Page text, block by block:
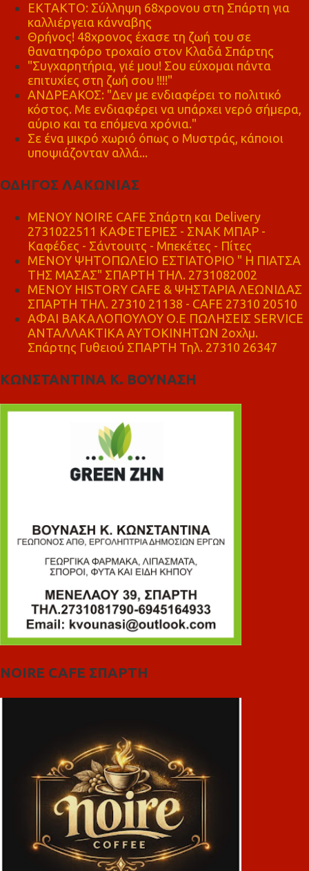
ΕΚΤΑΚΤΟ: Σύλληψη 68χρονου στη Σπάρτη για
καλλιέργεια κάνναβης
Θρήνος! 48χρονος έχασε τη ζωή του σε
θανατηφόρο τροχαίο στον Κλαδά Σπάρτης
"Συγχαρητήρια, γιέ μου! Σου εύχομαι πάντα
επιτυχίες στη ζωή σου !!!!"
ΑΝΔΡΕΑΚΟΣ: "Δεν με ενδιαφέρει το πολιτικό
κόστος. Με ενδιαφέρει να υπάρχει νερό σήμερα,
αύριο και τα επόμενα χρόνια."
Σε ένα μικρό χωριό όπως ο Μυστράς, κάποιοι
υποψιάζονταν αλλά...
ΟΔΗΓΟΣ ΛΑΚΩΝΙΑΣ
MENOY NOIRE CAFE Σπάρτη και Delivery
2731022511 ΚΑΦΕΤΕΡΙΕΣ - ΣΝΑΚ ΜΠΑΡ -
Καφέδες - Σάντουιτς - Μπεκέτες - Πίτες
ΜΕΝΟΥ ΨΗΤΟΠΩΛΕΙΟ ΕΣΤΙΑΤΟΡΙΟ " Η ΠΙΑΤΣΑ
ΤΗΣ ΜΑΣΑΣ" ΣΠΑΡΤΗ ΤΗΛ. 2731082002
ΜΕΝΟΥ HISTORY CAFE & ΨΗΣΤΑΡΙΑ ΛΕΩΝΙΔΑΣ
ΣΠΑΡΤΗ ΤΗΛ. 27310 21138 - CAFE 27310 20510
ΑΦΑΙ ΒΑΚΑΛΟΠΟΥΛΟΥ Ο.Ε ΠΩΛΗΣΕΙΣ SERVICE
ΑΝΤΑΛΛΑΚΤΙΚΑ ΑΥΤΟΚΙΝΗΤΩΝ 2οχλμ.
Σπάρτης Γυθειού ΣΠΑΡΤΗ Τηλ. 27310 26347
ΚΩΝΣΤΑΝΤΙΝΑ Κ. ΒΟΥΝΑΣΗ
NOIRE CAFE ΣΠΑΡΤΗ